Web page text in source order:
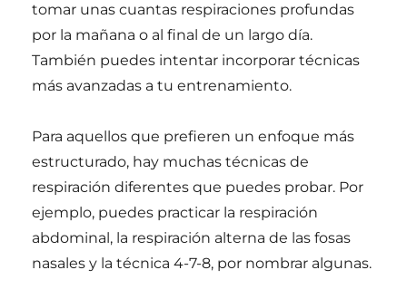
tomar unas cuantas respiraciones profundas
por la mañana o al final de un largo día.
También puedes intentar incorporar técnicas
más avanzadas a tu entrenamiento.
Para aquellos que prefieren un enfoque más
estructurado, hay muchas técnicas de
respiración diferentes que puedes probar. Por
ejemplo, puedes practicar la respiración
abdominal, la respiración alterna de las fosas
nasales y la técnica 4-7-8, por nombrar algunas.